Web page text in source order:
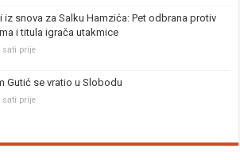
iz snova za Salku Hamzića: Pet odbrana protiv
i titula igrača utakmice
sati prije
Gutić se vratio u Slobodu
sati prije